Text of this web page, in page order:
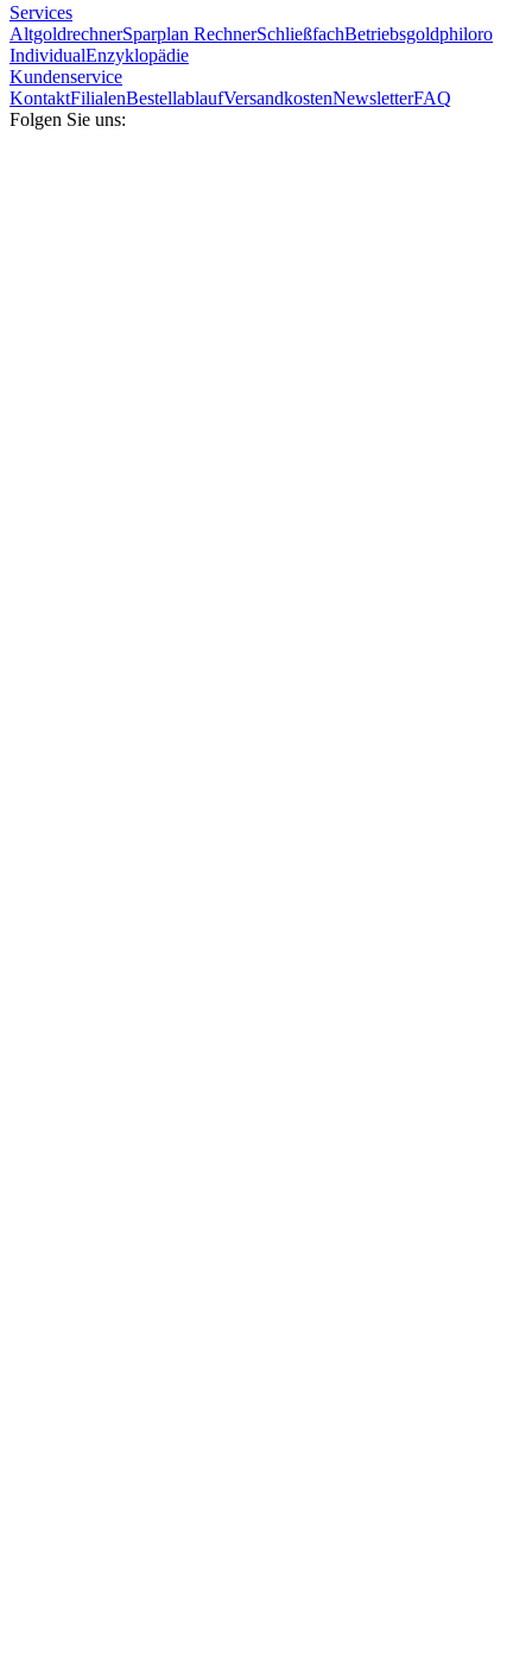
Services
AltgoldrechnerSparplan RechnerSchließfachBetriebsgoldphiloro
IndividualEnzyklopädie
Kundenservice
KontaktFilialenBestellablaufVersandkostenNewsletterFAQ
Folgen Sie uns: